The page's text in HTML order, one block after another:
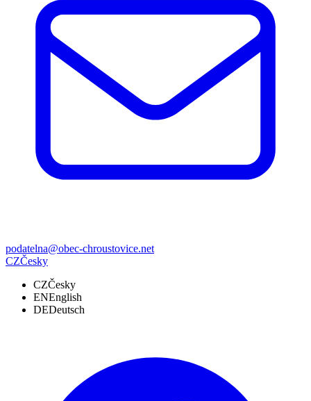
podatelna@obec-chroustovice.net
CZČesky
CZČesky
ENEnglish
DEDeutsch